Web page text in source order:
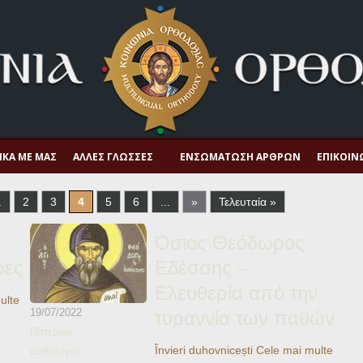
ΜΕ ΜΑΣ ΆΛΛΕΣ ΓΛΏΣΣΕΣ ΕΝΣΩΜΆΤΩΣΗ ΆΡΘΡΩΝ
2 3 4 5 6 » Τελευταία »
19/07/2022
Πατερικό
ανθολόγιο
Όσιος Θεόδωρος
Εδέσσης –
Ελευθερία από την
τυραννία των παθών
Învieri duhovnicești Cele mai multe